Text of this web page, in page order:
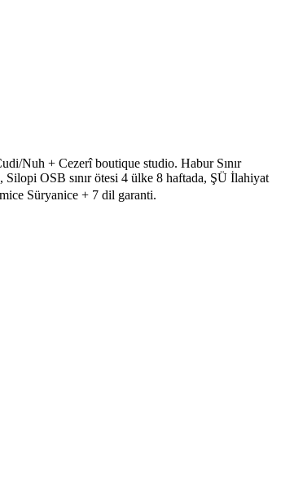
Nuh + Cezerî boutique studio. Habur Sınır
OSB sınır ötesi 4 ülke 8 haftada, ŞÜ İlahiyat
Süryanice + 7 dil garanti.